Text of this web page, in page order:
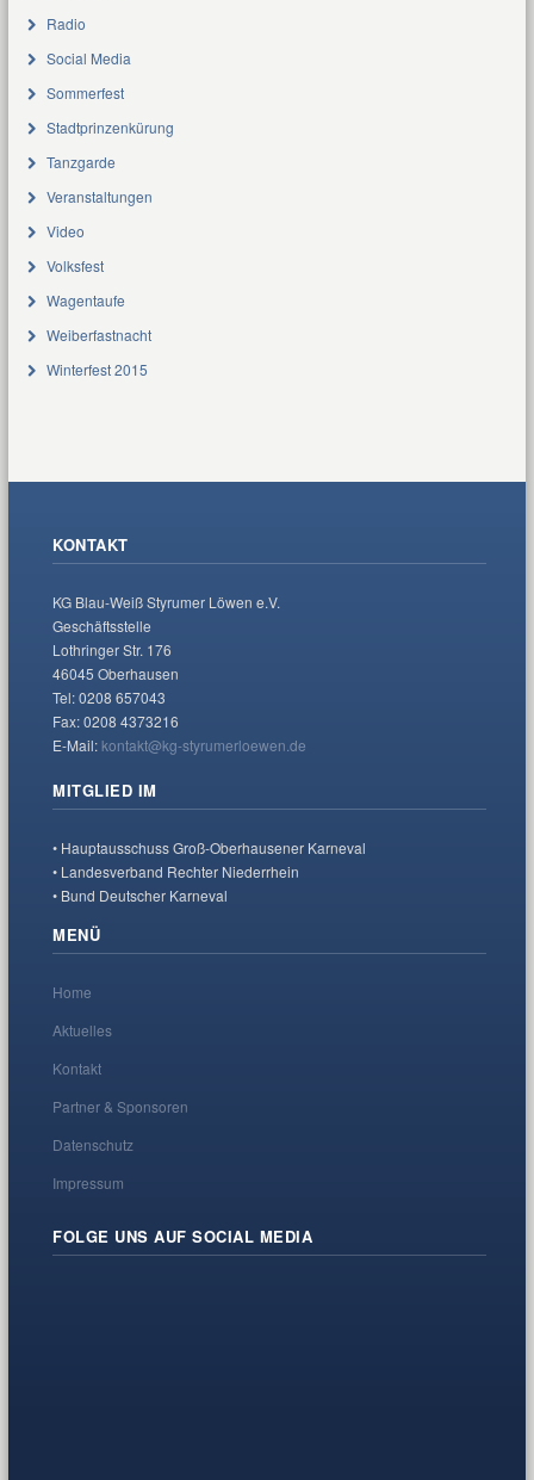
Radio
Social Media
Sommerfest
Stadtprinzenkürung
Tanzgarde
Veranstaltungen
Video
Volksfest
Wagentaufe
Weiberfastnacht
Winterfest 2015
KONTAKT
KG Blau-Weiß Styrumer Löwen e.V.
Geschäftsstelle
Lothringer Str. 176
46045 Oberhausen
Tel: 0208 657043
Fax: 0208 4373216
E-Mail: kontakt@kg-styrumerloewen.de
MITGLIED IM
• Hauptausschuss Groß-Oberhausener Karneval
• Landesverband Rechter Niederrhein
• Bund Deutscher Karneval
MENÜ
Home
Aktuelles
Kontakt
Partner & Sponsoren
Datenschutz
Impressum
FOLGE UNS AUF SOCIAL MEDIA